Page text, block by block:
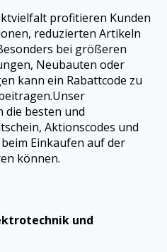
profitieren Kunden
reduzierten Artikeln
bei größeren
Neubauten oder
kann ein Rabattcode zu
die besten und
Aktionscodes und
Einkaufen auf der
können.
und